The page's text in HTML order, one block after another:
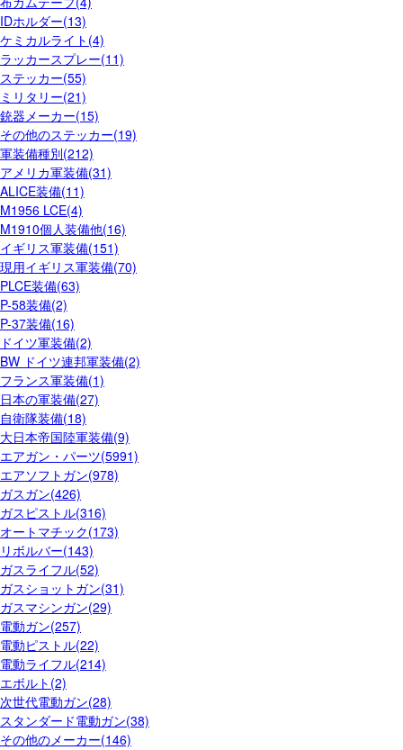
IDホルダー(13)
ケミカルライト(4)
ラッカースプレー(11)
ステッカー(55)
ミリタリー(21)
銃器メーカー(15)
その他のステッカー(19)
軍装備種別(212)
アメリカ軍装備(31)
ALICE装備(11)
M1956 LCE(4)
M1910個人装備他(16)
イギリス軍装備(151)
現用イギリス軍装備(70)
PLCE装備(63)
P-58装備(2)
P-37装備(16)
ドイツ軍装備(2)
BW ドイツ連邦軍装備(2)
フランス軍装備(1)
日本の軍装備(27)
自衛隊装備(18)
大日本帝国陸軍装備(9)
エアガン・パーツ(5991)
エアソフトガン(978)
ガスガン(426)
ガスピストル(316)
オートマチック(173)
リボルバー(143)
ガスライフル(52)
ガスショットガン(31)
ガスマシンガン(29)
電動ガン(257)
電動ピストル(22)
電動ライフル(214)
エボルト(2)
次世代電動ガン(28)
スタンダード電動ガン(38)
その他のメーカー(146)